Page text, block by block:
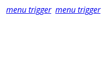
menu trigger menu trigger